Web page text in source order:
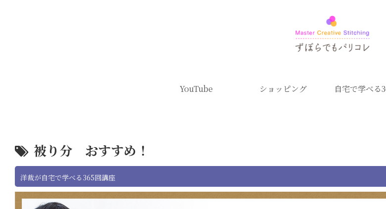
YouTube ショッピング 自宅で学べる
被り分 おすすめ！
洋裁が自宅で学べる365回講座